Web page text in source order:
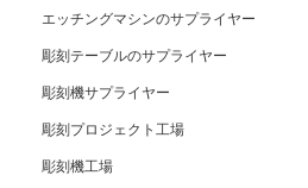
エッチングマシンのサプライヤー
彫刻テーブルのサプライヤー
彫刻機サプライヤー
彫刻プロジェクト工場
彫刻機工場